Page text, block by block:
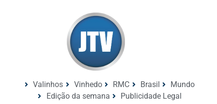
Valinhos Vinhedo RMC Brasil
Mundo
Edição da semana
Publicidade Legal